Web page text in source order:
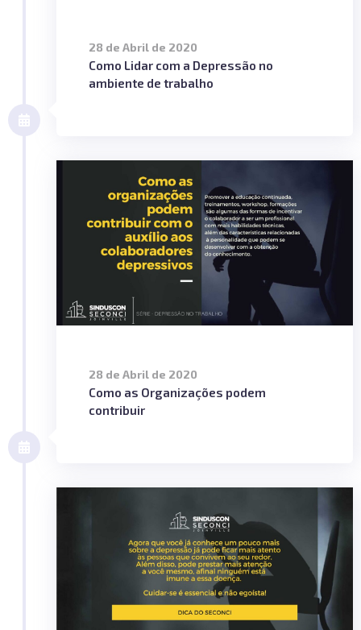
28 de Abril de 2020
Como Lidar com a Depressão no
ambiente de trabalho
28 de Abril de 2020
Como as Organizações podem
contribuir